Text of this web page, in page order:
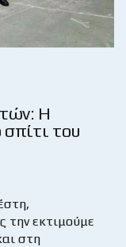
Η
του
την εκτιμούμε
στη